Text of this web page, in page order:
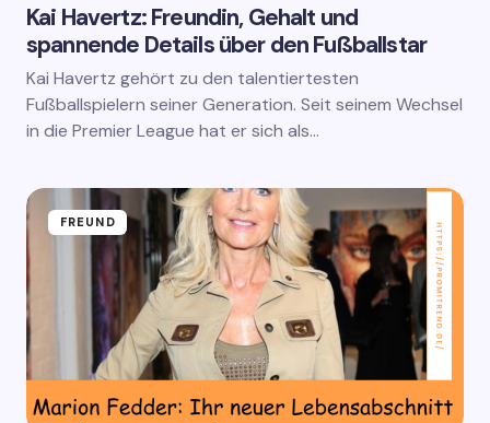
Kai Havertz: Freundin, Gehalt und
spannende Details über den Fußballstar
Kai Havertz gehört zu den talentiertesten
Fußballspielern seiner Generation. Seit seinem Wechsel
in die Premier League hat er sich als…
FREUND